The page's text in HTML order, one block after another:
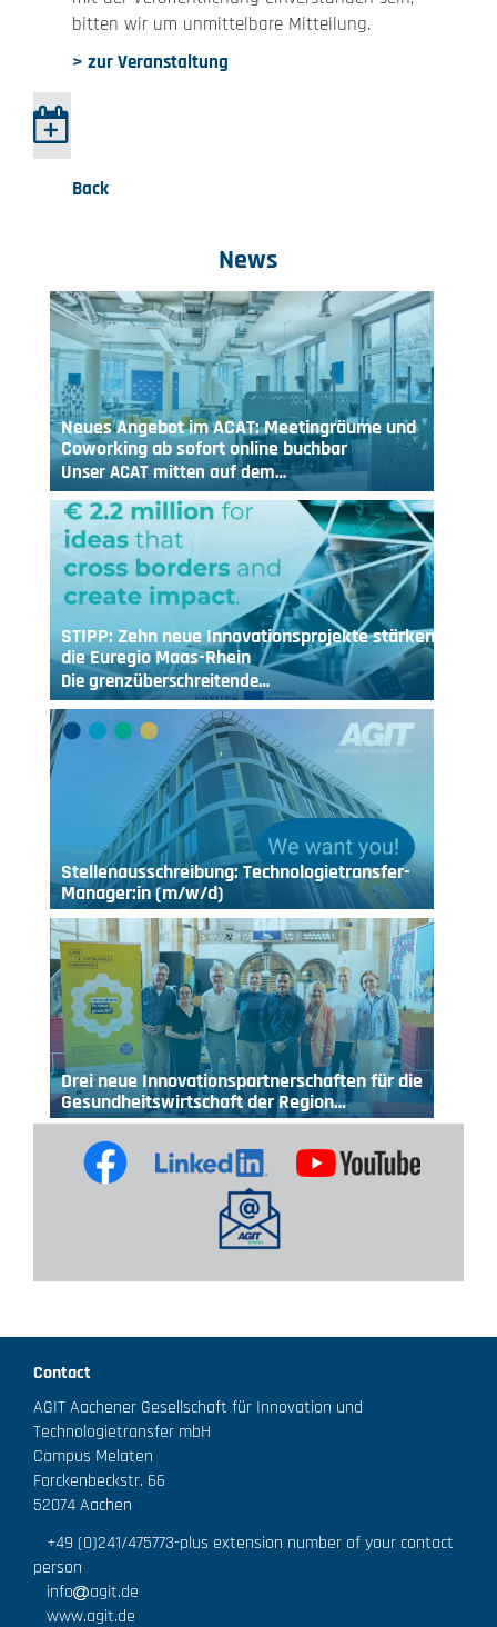
bitten wir um unmit­tel­bare Mittei­lung.
> zur Veranstaltung
Back
News
Neues Angebot im ACAT: Meetingräume und
Coworking ab sofort online buchbar
Unser ACAT mitten auf dem…
STIPP: Zehn neue Innovationsprojekte stärken
die Euregio Maas-Rhein
Die grenzüberschreitende…
Stellenausschreibung: Technologietransfer-
Manager:in (m/w/d)
Drei neue Innovationspartnerschaften für die
Gesundheitswirtschaft der Region…
Contact
AGIT Aachener Gesellschaft für Innovation und
Technologietransfer mbH
Campus Melaten
Forckenbeckstr. 66
52074 Aachen
+49 (0)241/475773-plus extension number of your contact
person
info
agit.de
www.agit.de